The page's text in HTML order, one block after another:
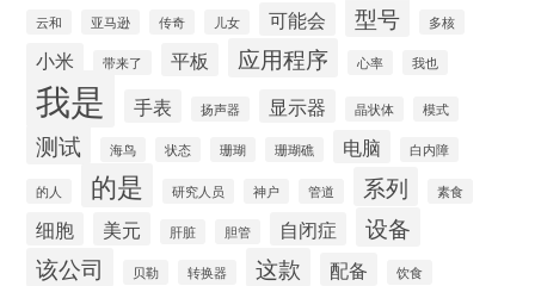
云和 亚马逊 传奇 儿女 可能会 型号 多核
小米 带来了 平板 应用程序 心率 我也
我是 手表 扬声器 显示器 晶状体 模式
测试 海鸟 状态 珊瑚 珊瑚礁 电脑 白内障
的人 的是 研究人员 神户 管道 系列 素食
细胞 美元 肝脏 胆管 自闭症
设备
该公司
贝勒 转换器 这款 配备 饮食